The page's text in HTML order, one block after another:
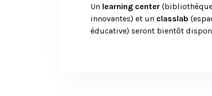
Un learning center
innovantes) et un classlab
éducative) seront bientôt